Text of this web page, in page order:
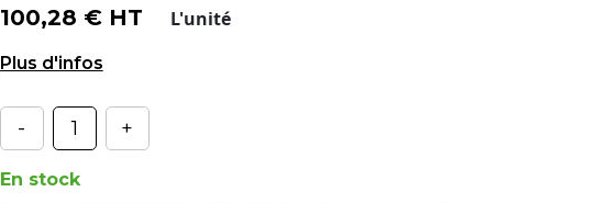
100,28 € HT L'unité
Ø 60/66/71 mm (RENAULT, NISSAN)
- +
En stock